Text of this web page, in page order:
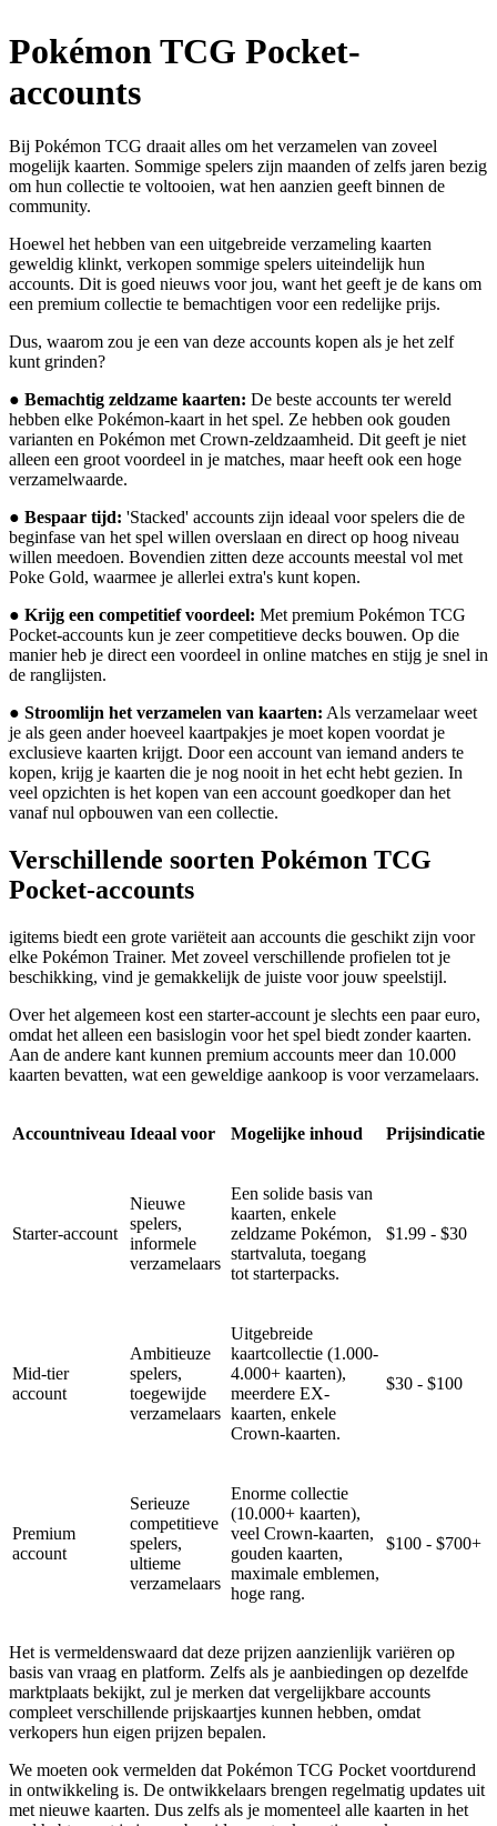
Pokémon TCG Pocket-
accounts
Bij Pokémon TCG draait alles om het verzamelen van zoveel
mogelijk kaarten. Sommige spelers zijn maanden of zelfs jaren bezig
om hun collectie te voltooien, wat hen aanzien geeft binnen de
community.
Hoewel het hebben van een uitgebreide verzameling kaarten
geweldig klinkt, verkopen sommige spelers uiteindelijk hun
accounts. Dit is goed nieuws voor jou, want het geeft je de kans om
een premium collectie te bemachtigen voor een redelijke prijs.
Dus, waarom zou je een van deze accounts kopen als je het zelf
kunt grinden?
● Bemachtig zeldzame kaarten: De beste accounts ter wereld
hebben elke Pokémon-kaart in het spel. Ze hebben ook gouden
varianten en Pokémon met Crown-zeldzaamheid. Dit geeft je niet
alleen een groot voordeel in je matches, maar heeft ook een hoge
verzamelwaarde.
● Bespaar tijd: 'Stacked' accounts zijn ideaal voor spelers die de
beginfase van het spel willen overslaan en direct op hoog niveau
willen meedoen. Bovendien zitten deze accounts meestal vol met
Poke Gold, waarmee je allerlei extra's kunt kopen.
● Krijg een competitief voordeel: Met premium Pokémon TCG
Pocket-accounts kun je zeer competitieve decks bouwen. Op die
manier heb je direct een voordeel in online matches en stijg je snel in
de ranglijsten.
● Stroomlijn het verzamelen van kaarten: Als verzamelaar weet
je als geen ander hoeveel kaartpakjes je moet kopen voordat je
exclusieve kaarten krijgt. Door een account van iemand anders te
kopen, krijg je kaarten die je nog nooit in het echt hebt gezien. In
veel opzichten is het kopen van een account goedkoper dan het
vanaf nul opbouwen van een collectie.
Verschillende soorten Pokémon TCG
Pocket-accounts
igitems biedt een grote variëteit aan accounts die geschikt zijn voor
elke Pokémon Trainer. Met zoveel verschillende profielen tot je
beschikking, vind je gemakkelijk de juiste voor jouw speelstijl.
Over het algemeen kost een starter-account je slechts een paar euro,
omdat het alleen een basislogin voor het spel biedt zonder kaarten.
Aan de andere kant kunnen premium accounts meer dan 10.000
kaarten bevatten, wat een geweldige aankoop is voor verzamelaars.
Accountniveau Ideaal voor Mogelijke inhoud Prijsindicatie
Starter-account
Nieuwe
spelers,
informele
verzamelaars
Een solide basis van
kaarten, enkele
zeldzame Pokémon,
startvaluta, toegang
tot starterpacks.
$1.99 - $30
Mid-tier
account
Ambitieuze
spelers,
toegewijde
verzamelaars
Uitgebreide
kaartcollectie (1.000-
4.000+ kaarten),
meerdere EX-
kaarten, enkele
Crown-kaarten.
$30 - $100
Premium
account
Serieuze
competitieve
spelers,
ultieme
verzamelaars
Enorme collectie
(10.000+ kaarten),
veel Crown-kaarten,
gouden kaarten,
maximale emblemen,
hoge rang.
$100 - $700+
Het is vermeldenswaard dat deze prijzen aanzienlijk variëren op
basis van vraag en platform. Zelfs als je aanbiedingen op dezelfde
marktplaats bekijkt, zul je merken dat vergelijkbare accounts
compleet verschillende prijskaartjes kunnen hebben, omdat
verkopers hun eigen prijzen bepalen.
We moeten ook vermelden dat Pokémon TCG Pocket voortdurend
in ontwikkeling is. De ontwikkelaars brengen regelmatig updates uit
met nieuwe kaarten. Dus zelfs als je momenteel alle kaarten in het